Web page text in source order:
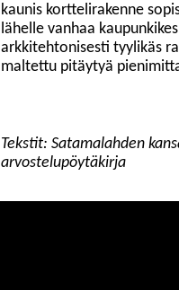
kaunis korttelirakenne
lähelle vanhaa
arkkitehtonisesti tyylikäs
maltettu pitäytyä
Tekstit: Satamalahden
arvostelupöytäkirja